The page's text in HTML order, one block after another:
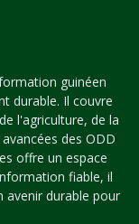
guinéen
durable. Il couvre
l'agriculture, de la
des ODD
offre un espace
fiable, il
durable pour